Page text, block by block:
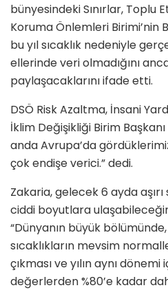
bünyesindeki Sınırlar, Toplu
Koruma Önlemleri Birimi’nin
bu yıl sıcaklık nedeniyle
ellerinde veri olmadığını
paylaşacaklarını ifade etti.
DSÖ Risk Azaltma, İnsani
İklim Değişikliği Birim
anda Avrupa’da
çok endişe verici.” dedi.
Zakaria, gelecek 6 ayda
ciddi boyutlara
“Dünyanın büyük
sıcaklıkların mevsim
çıkması ve yılın aynı
değerlerden %80’e kadar